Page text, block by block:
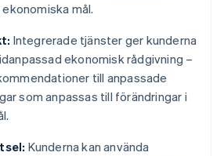
mål.
Integrerade tjänster ger kunderna
ekonomisk rådgivning –
till anpassade
som anpassas till förändringar i
Kunderna kan använda